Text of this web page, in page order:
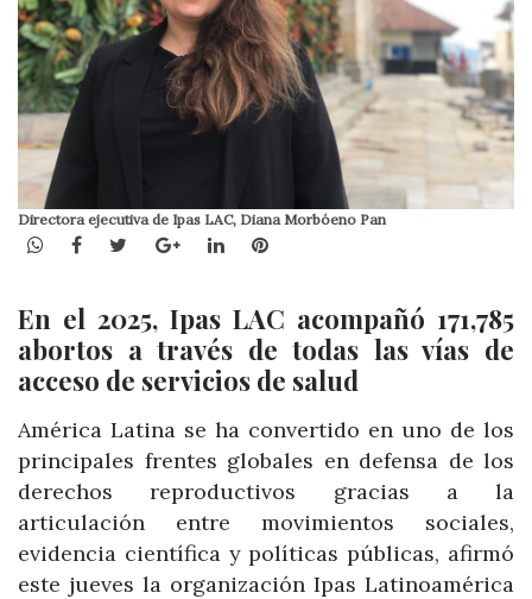
Directora ejecutiva de Ipas LAC, Diana Morbóeno Pan
WhatsApp
Facebook
TwitterGoogle+LinkedInPinterest
En el 2025, Ipas LAC acompañó 171,785
abortos a través de todas las vías de
acceso de servicios de salud
América Latina se ha convertido en uno de los
principales frentes globales en defensa de los
derechos reproductivos gracias a la
articulación entre movimientos sociales,
evidencia científica y políticas públicas, afirmó
este jueves la organización Ipas Latinoamérica